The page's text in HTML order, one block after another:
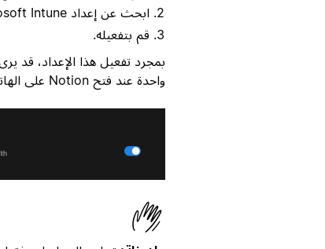
ابحث عن إعداد Microsoft Intune
قم بتفعيله.
واحدة عند فتح Notion على الهاتف المحمول لأول مرة.